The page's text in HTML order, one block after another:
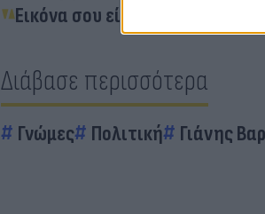
Εικόνα σου είμαι κοινωνία…
Διάβασε περισσότερα
Γνώμες Πολιτική Γιάνης